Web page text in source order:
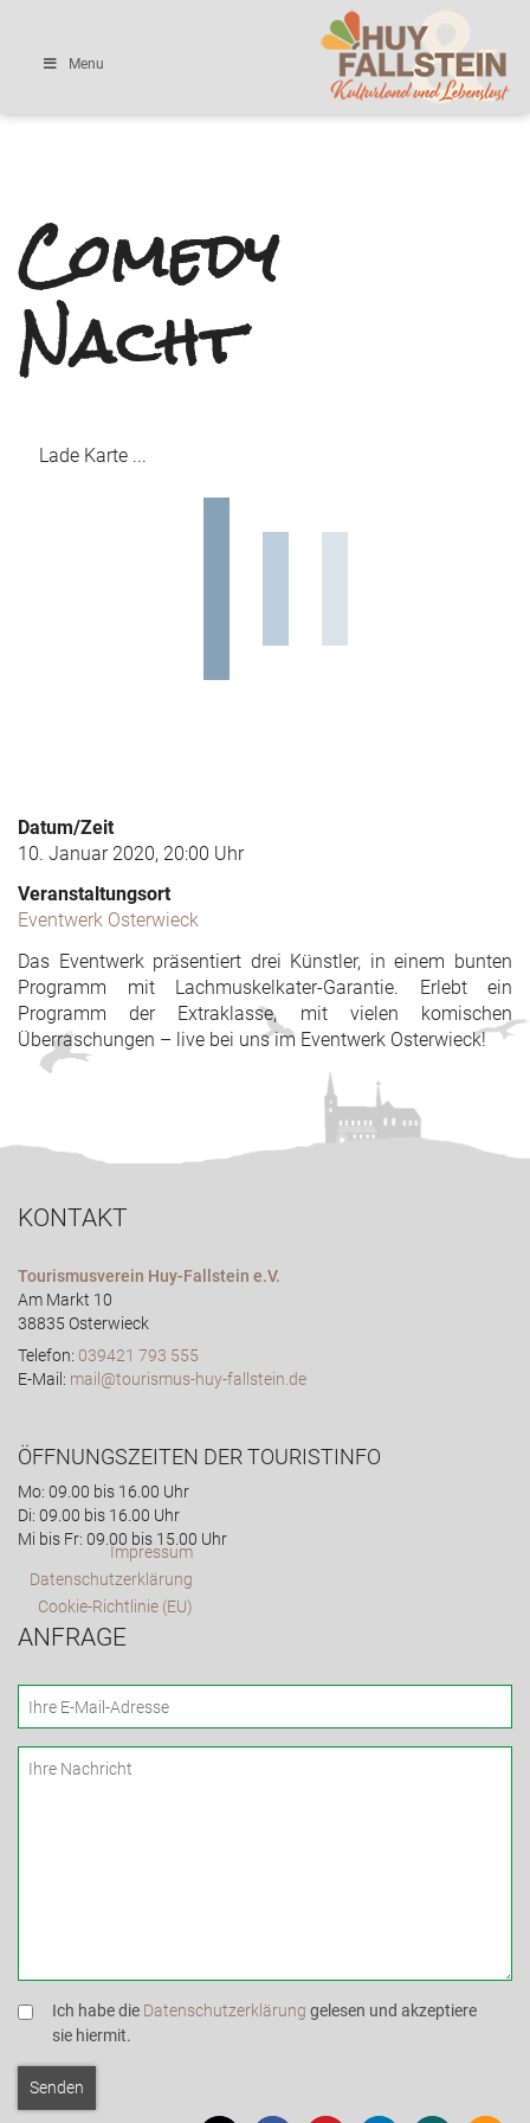
Menu
Comedy
Nacht
Lade Karte ...
Datum/Zeit
10. Januar 2020, 20:00 Uhr
Veranstaltungsort
Eventwerk Osterwieck
Das Eventwerk präsentiert drei Künstler, in einem bunten
Programm mit Lachmuskelkater-Garantie. Erlebt ein
Programm der Extraklasse, mit vielen komischen
Überraschungen – live bei uns im Eventwerk Osterwieck!
KONTAKT
Tourismusverein Huy-Fallstein e.V.
Am Markt 10
38835 Osterwieck
Telefon: 039421 793 555
E-Mail: mail@tourismus-huy-fallstein.de
ÖFFNUNGSZEITEN DER TOURISTINFO
Mo: 09.00 bis 16.00 Uhr
Di: 09.00 bis 16.00 Uhr
Mi bis Fr: 09.00 bis 15.00 Uhr
Impressum
Datenschutzerklärung
Cookie-Richtlinie (EU)
ANFRAGE
Ich habe die Datenschutzerklärung gelesen und akzeptiere
sie hiermit.